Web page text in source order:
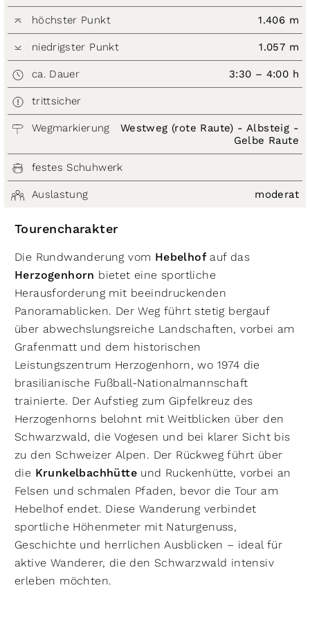
höchster Punkt 1.406 m
niedrigster Punkt 1.057 m
ca. Dauer 3:30 – 4:00 h
trittsicher
Wegmarkierung
Westweg (rote Raute) - Albsteig -
Gelbe Raute
festes Schuhwerk
Auslastung moderat
Tourencharakter
Die Rundwanderung vom Hebelhofauf das
Herzogenhorn bietet eine sportliche
Herausforderung mit beeindruckenden
Panoramablicken. Der Weg führt stetig bergauf
über abwechslungsreiche Landschaften, vorbei am
Grafenmatt und dem historischen
Leistungszentrum Herzogenhorn, wo 1974 die
brasilianische Fußball-Nationalmannschaft
trainierte. Der Aufstieg zum Gipfelkreuz des
Herzogenhorns belohnt mit Weitblicken über den
Schwarzwald, die Vogesen und bei klarer Sicht bis
zu den Schweizer Alpen. Der Rückweg führt über
die Krunkelbachhütte und Ruckenhütte, vorbei an
Felsen und schmalen Pfaden, bevor die Tour am
Hebelhof endet. Diese Wanderung verbindet
sportliche Höhenmeter mit Naturgenuss,
Geschichte und herrlichen Ausblicken – ideal für
aktive Wanderer, die den Schwarzwald intensiv
erleben möchten.